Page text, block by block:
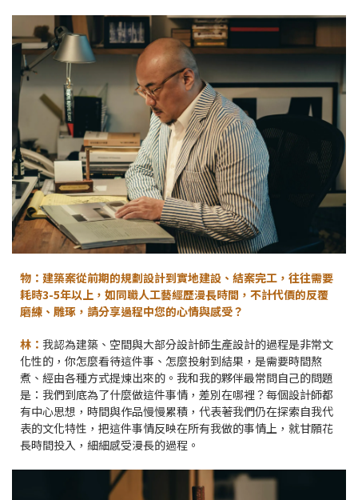
物：建築案從前期的規劃設計到實地建設、結案完工，往往需要
耗時3-5年以上，如同職人工藝經歷漫長時間，不計代價的反覆
磨練、雕琢，請分享過程中您的心情與感受？
林： 我認為建築、空間與大部分設計師生產設計的過程是非常文
化性的，你怎麼看待這件事、怎麼投射到結果，是需要時間熬
煮、經由各種方式提煉出來的。我和我的夥伴最常問自己的問題
是：我們到底為了什麼做這件事情，差別在哪裡？每個設計師都
有中心思想，時間與作品慢慢累積，代表著我們仍在探索自我代
表的文化特性，把這件事情反映在所有我做的事情上，就甘願花
長時間投入，細細感受漫長的過程。